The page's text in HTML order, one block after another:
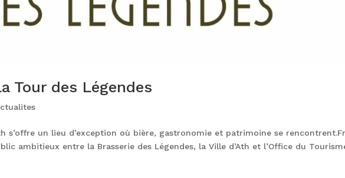
Tour des Légendes
s’offre un lieu d’exception où bière, gastronomie et patrimoine se
ambitieux entre la Brasserie des Légendes, la Ville d’Ath et l’Office du